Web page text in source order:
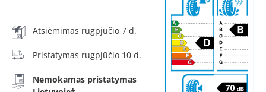
Atsiėmimas rugpjūčio 7 d.
Pristatymas rugpjūčio 10 d.
Nemokamas pristatymas